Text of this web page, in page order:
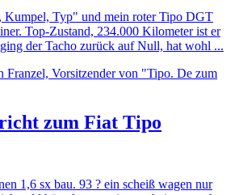
Kumpel, Typ" und mein roter Tipo DGT
Top-Zustand, 234.000 Kilometer ist er
der Tacho zurück auf Null, hat wohl ...
Franzel, Vorsitzender von "Tipo. De zum
zum Fiat Tipo
1,6 sx bau. 93 ? ein scheiß wagen nur